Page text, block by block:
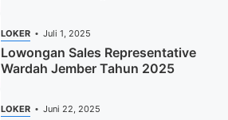
LOKER Juli 1, 2025
Lowongan Sales Representative
Wardah Jember Tahun 2025
LOKER Juni 22, 2025